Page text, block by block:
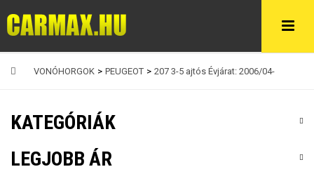
VONÓHORGOK > PEUGEOT > 207 3-5 ajtós Évjárat: 2006/04-
KATEGÓRIÁK
LEGJOBB ÁR